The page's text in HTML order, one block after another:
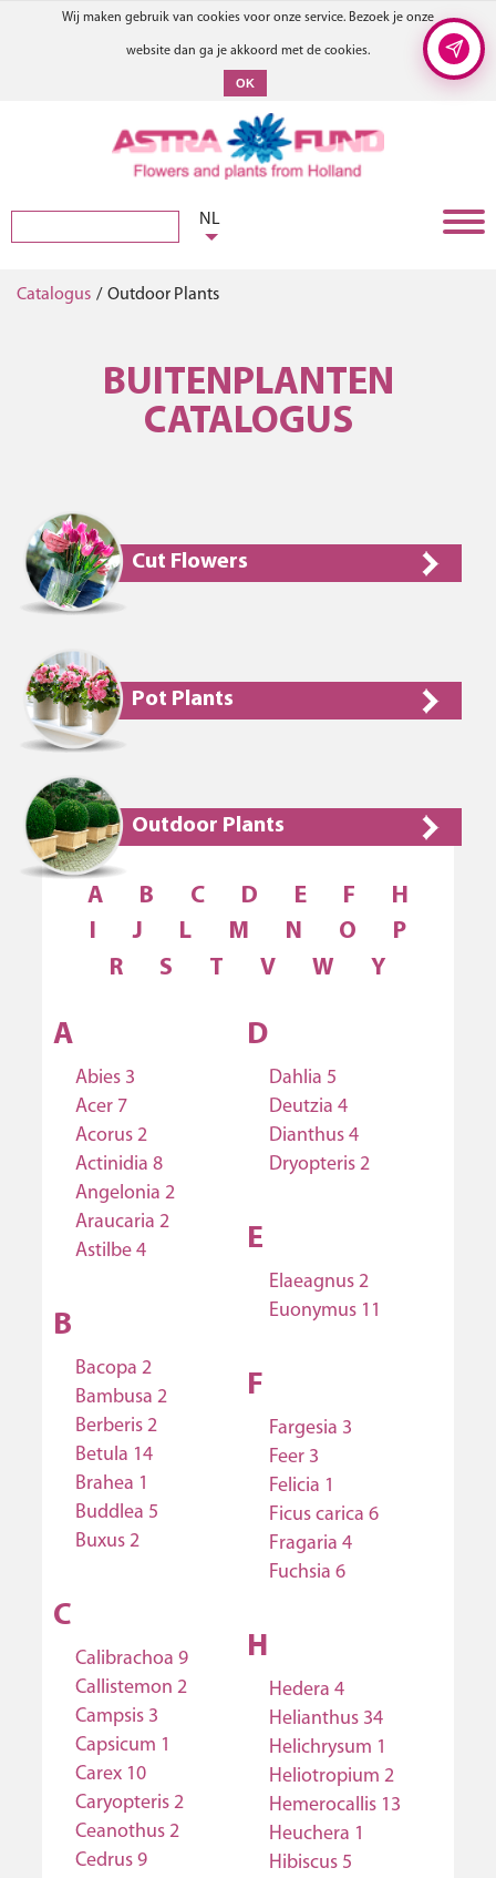
Wij maken gebruik van cookies voor onze service. Bezoek je onze
website dan ga je akkoord met de cookies.
OK
NL
Catalogus / Outdoor Plants
BUITENPLANTEN
CATALOGUS
Cut Flowers
Pot Plants
Outdoor Plants
A B C D E F
H
I
J L M N O
P
R
S T V W Y
A
Abies 3
Acer 7
Acorus 2
Actinidia 8
Angelonia 2
Araucaria 2
Astilbe 4
B
Bacopa 2
Bambusa 2
Berberis 2
Betula 14
Brahea 1
Buddlea 5
Buxus 2
C
Calibrachoa 9
Callistemon 2
Campsis 3
Capsicum 1
Carex 10
Caryopteris 2
Ceanothus 2
Cedrus 9
D
Dahlia 5
Deutzia 4
Dianthus 4
Dryopteris 2
E
Elaeagnus 2
Euonymus 11
F
Fargesia 3
Feer 3
Felicia 1
Ficus carica 6
Fragaria 4
Fuchsia 6
H
Hedera 4
Helianthus 34
Helichrysum 1
Heliotropium 2
Hemerocallis 13
Heuchera 1
Hibiscus 5